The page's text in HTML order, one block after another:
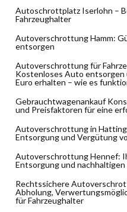
Autoschrottplatz Iserlohn –
Fahrzeughalter
Autoverschrottung Hamm:
entsorgen
Autoverschrottung für
Kostenloses Auto entsorgen
Euro erhalten – wie es
Gebrauchtwagenankauf
und Preisfaktoren für eine
Autoverschrottung in
Entsorgung und Vergütung
Autoverschrottung Hennef:
Entsorgung und
Rechtssichere
Abholung,
für Fahrzeughalter